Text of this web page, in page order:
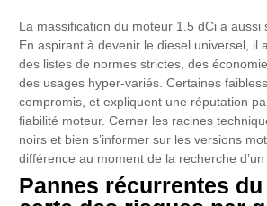
La massification du moteur 1.5 dCi a aussi
En aspirant à devenir le diesel universel, il
des listes de normes strictes, des
des usages hyper-variés. Certaines
compromis, et expliquent une réputation
fiabilité moteur. Cerner les racines
noirs et bien s’informer sur les versions
différence au moment de la recherche d’un
Pannes récurrentes